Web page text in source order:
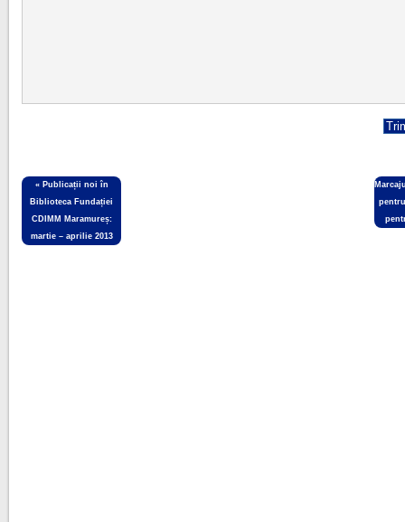
« Publicații noi în
Biblioteca Fundației
CDIMM Maramureș:
martie – aprilie 2013